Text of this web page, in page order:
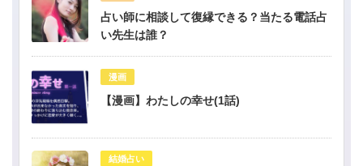
占い師に相談して復縁できる？当たる電話占
い先生は誰？
漫画
【漫画】わたしの幸せ(1話)
結婚占い